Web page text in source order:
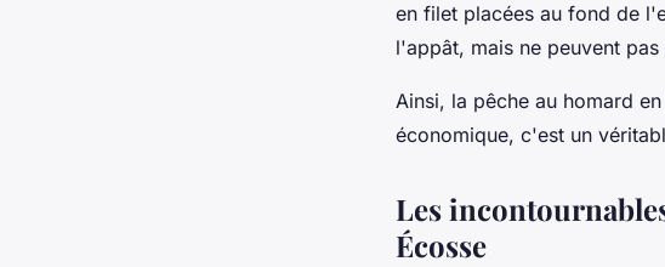
en filet placées au fond de
l'appât, mais ne peuvent pas
Ainsi, la pêche au homard
économique, c'est un
Les
Écosse